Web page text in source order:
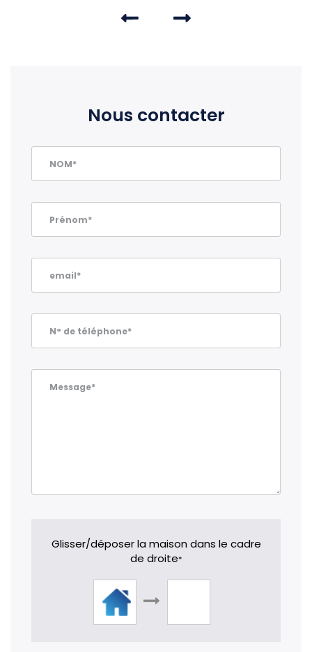
Nous contacter
NOM*
Prénom*
email*
N° de téléphone*
Message*
Glisser/déposer la maison dans le cadre
de droite*